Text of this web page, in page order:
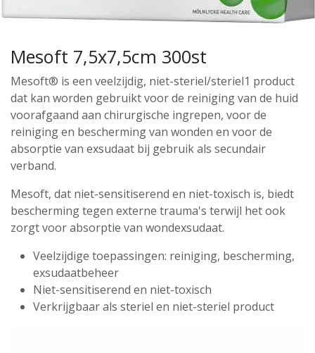
Mesoft 7,5x7,5cm 300st
Mesoft® is een veelzijdig, niet-steriel/steriel1 product
dat kan worden gebruikt voor de reiniging van de huid
voorafgaand aan chirurgische ingrepen, voor de
reiniging en bescherming van wonden en voor de
absorptie van exsudaat bij gebruik als secundair
verband.
Mesoft, dat niet-sensitiserend en niet-toxisch is, biedt
bescherming tegen externe trauma's terwijl het ook
zorgt voor absorptie van wondexsudaat.
Veelzijdige toepassingen: reiniging, bescherming,
exsudaatbeheer
Niet-sensitiserend en niet-toxisch
Verkrijgbaar als steriel en niet-steriel product